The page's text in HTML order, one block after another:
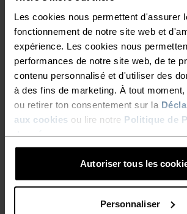
Les cookies nous permettent d'assurer
fonctionnement de notre site web et
expérience. Les cookies nous
performances de notre site web, de te
contenu personnalisé et d'utiliser des
à des fins de marketing. À tout
ou retirer ton consentement sur la
aux cookies ou lire notre Politique de
Autoriser tous les
Personnaliser
-30 %
% % % % %
Débardeur de running
Essential Linencool
34,95 €49,95 €
-30 %
% %
Veste de
83,95 €
% % % % %
Débardeur de running
Essential
-30 %
% % %
Veste de
146,95 €